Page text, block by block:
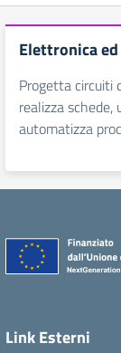
Elettronica
Progetta circuiti
realizza
automatizza
Link Esterni